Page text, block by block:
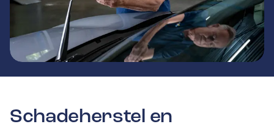
Schadeherstel en